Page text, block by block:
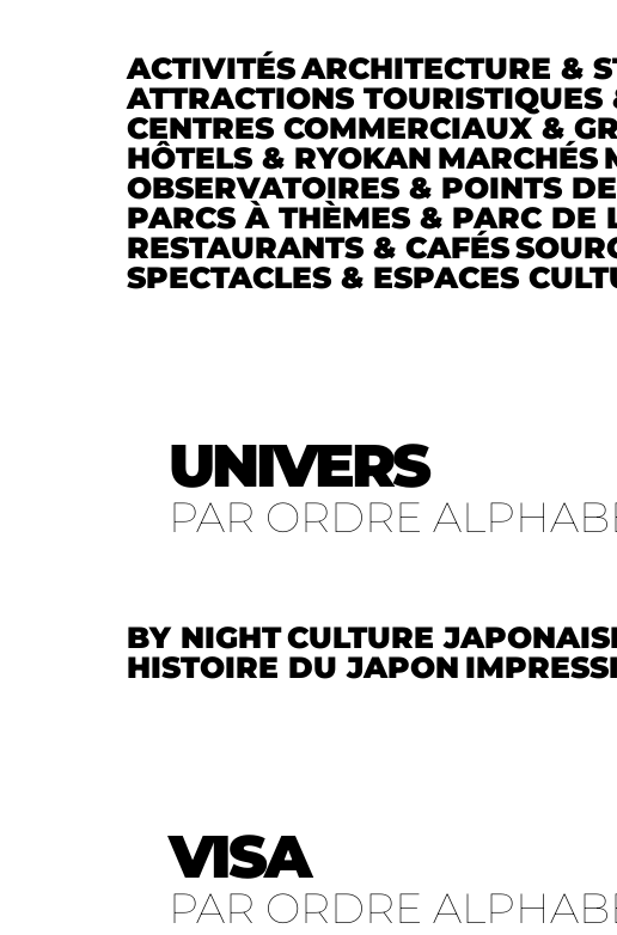
ACTIVITÉSARCHITECTURE &
ATTRACTIONS
CENTRES COMMERCIAUX &
HÔTELS & RYOKAN MARCHÉS
OBSERVATOIRES & POINTS
PARCS À THÈMES & PARC DE
RESTAURANTS & CAFÉS
SPECTACLES & ESPACES
UNIVERS
PAR ORDRE
BY NIGHTCULTURE
HISTOIRE DU JAPON
VISA
PAR ORDRE